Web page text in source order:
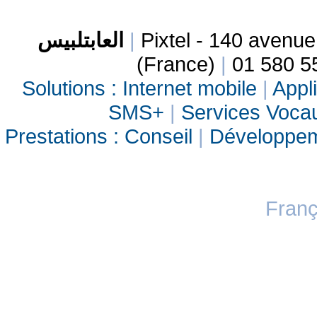
العابتلبيس | Pixtel - 140
(France) | 01 580
Solutions : Internet mobile |
SMS+ | Services
Prestations : Conseil |